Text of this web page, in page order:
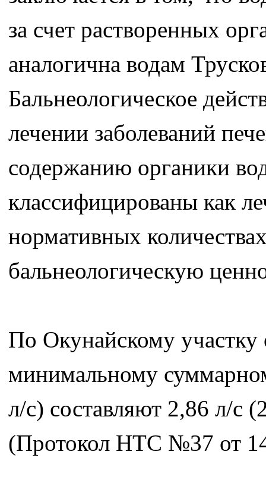
за счет растворенных
аналогична водам
Бальнеологическое
лечении заболеваний
содержанию органики
классифицированы как
нормативных
бальнеологическую
По Окунайскому участку
минимальному
л/с) составляют 2,86 л/с
(Протокол НТС №37 от